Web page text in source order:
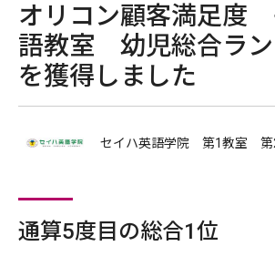
オリコン顧客満足度
語教室 幼児総合ラン
を獲得しました
セイハ英語学院 第1教室 第
通算5度目の総合1位